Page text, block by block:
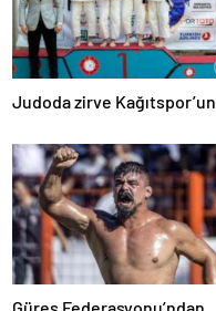
Judoda zirve Kağıtspor’un